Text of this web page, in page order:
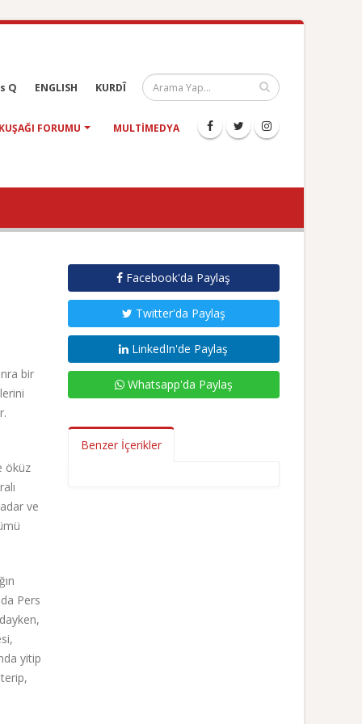
Q ENGLISH KURDÎ
FORUMU MULTIMEDYA
bir
öküz
ve
Pers
yitip
Facebook'da Paylaş
Twitter'da Paylaş
LinkedIn'de Paylaş
Whatsapp'da Paylaş
Benzer İçerikler